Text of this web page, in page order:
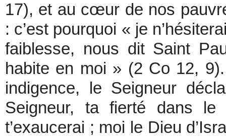
17), et au cœur de nos
: c’est pourquoi « je
faiblesse, nous dit Saint
habite en moi » (2 Co 12,
indigence, le Seigneur
Seigneur, ta fierté dans le
t’exaucerai ; moi le Dieu